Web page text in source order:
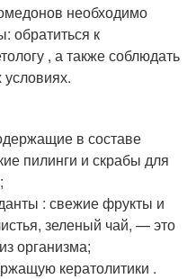
необходимо
обратиться к
, а также соблюдать
в составе
пилинги и скрабы для
: свежие фрукты и
зеленый чай, — это
организма;
кератолитики .